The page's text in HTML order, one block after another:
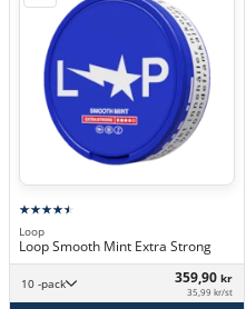
Loop
Loop Smooth Mint Extra Strong
10 -pack 359,90 kr
35,99 kr/st